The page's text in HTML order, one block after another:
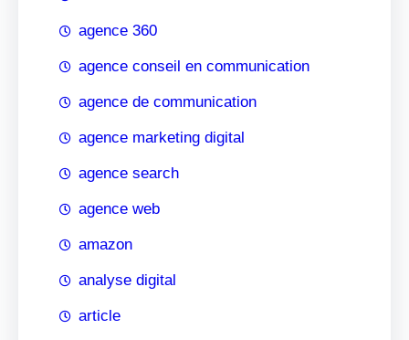
agence 360
agence conseil en communication
agence de communication
agence marketing digital
agence search
agence web
amazon
analyse digital
article